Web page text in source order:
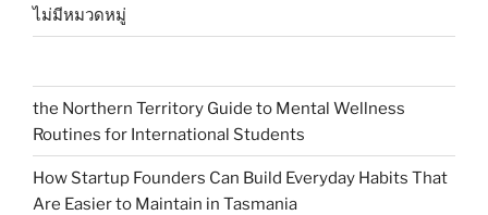
ไม่มีหมวดหมู่
the Northern Territory Guide to Mental Wellness
Routines for International Students
How Startup Founders Can Build Everyday Habits That
Are Easier to Maintain in Tasmania